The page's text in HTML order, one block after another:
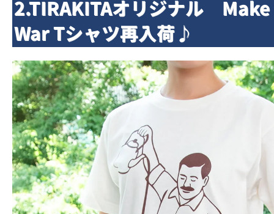
2.TIRAKITAオリジナル
War Tシャツ再入荷♪